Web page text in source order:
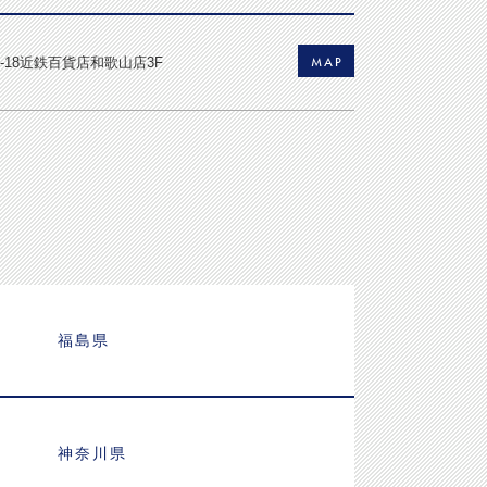
近鉄百貨店和歌山店3F MAP
福島県
神奈川県